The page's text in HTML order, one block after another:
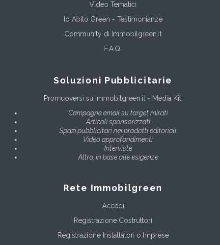
Video Tematici
Io Abito Green - Testimonianze
Community di Immobilgreen.it
F.A.Q.
Soluzioni Pubblicitarie
Promuoversi su Immobilgreen.it - Media Kit:
Campagne email su target mirati
Articoli sponsorizzati
Spazi pubblicitari nei prodotti editoriali
Video approfondimenti
Interviste
Altro, in base alle esigenze
Rete Immobilgreen
Accedi
Registrazione Costruttori
Registrazione Installatori o Imprese